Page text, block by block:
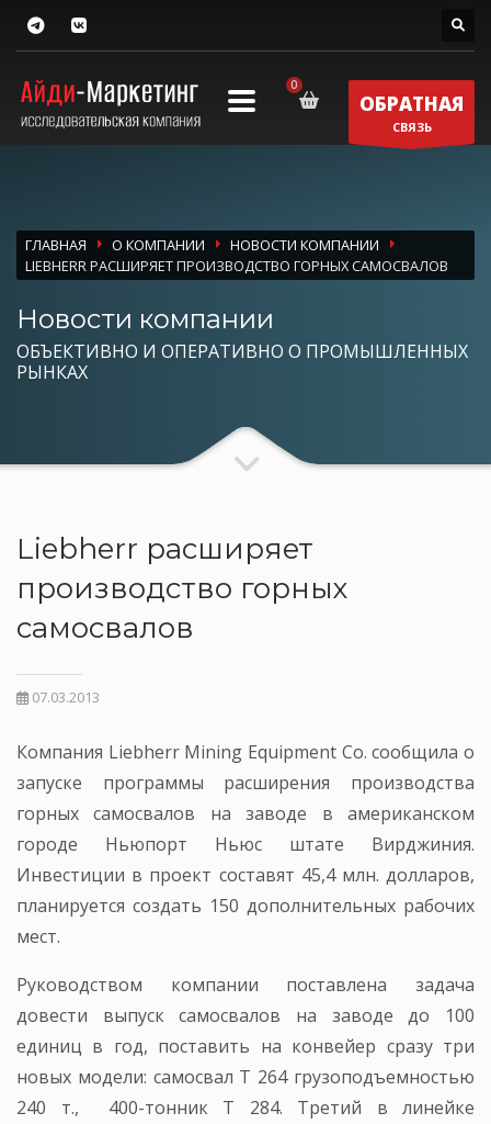
ОБРАТНАЯ
СВЯЗЬ
ГЛАВНАЯ О КОМПАНИИ
НОВОСТИ КОМПАНИИ
LIEBHERR РАСШИРЯЕТ ПРОИЗВОДСТВО ГОРНЫХ САМОСВАЛОВ
Новости компании
ОБЪЕКТИВНО И ОПЕРАТИВНО О ПРОМЫШЛЕННЫХ
РЫНКАХ
Liebherr расширяет
производство горных
самосвалов
07.03.2013
Компания Liebherr Mining Equipment Co. сообщила о
запуске программы расширения производства
горных самосвалов на заводе в американском
городе Ньюпорт Ньюс штате Вирджиния.
Инвестиции в проект составят 45,4 млн. долларов,
планируется создать 150 дополнительных рабочих
мест.
Руководством компании поставлена задача
довести выпуск самосвалов на заводе до 100
единиц в год, поставить на конвейер сразу три
новых модели: самосвал T 264 грузоподъемностью
240 т., 400-тонник T 284. Третий в линейке